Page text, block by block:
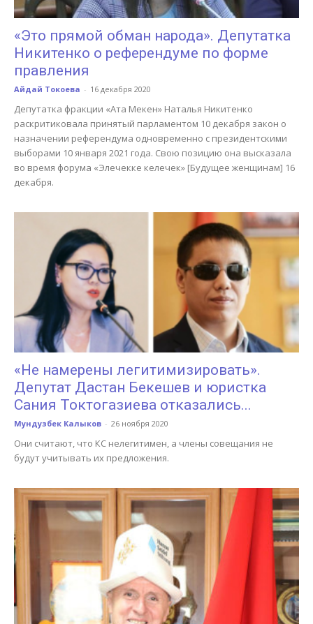
«Это прямой обман народа». Депутатка
Никитенко о референдуме по форме
правления
Айдай Токоева - 16 декабря 2020
Депутатка фракции «Ата Мекен» Наталья Никитенко
раскритиковала принятый парламентом 10 декабря закон о
назначении референдума одновременно с президентскими
выборами 10 января 2021 года. Свою позицию она высказала
во время форума «Элечекке келечек» [Будущее женщинам] 16
декабря.
«Не намерены легитимизировать».
Депутат Дастан Бекешев и юристка
Сания Токтогазиева отказались...
Мундузбек Калыков - 26 ноября 2020
Они считают, что КС нелегитимен, а члены совещания не
будут учитывать их предложения.